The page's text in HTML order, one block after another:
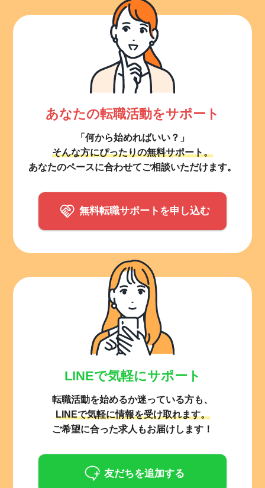
あなたの転職活動をサポート
「何から始めればいい？」
そんな方にぴったりの無料サポート。
あなたのペースに合わせてご相談いただけます。
無料転職サポートを申し込む
LINEで気軽にサポート
転職活動を始めるか迷っている方も、
LINEで気軽に情報を受け取れます。
ご希望に合った求人もお届けします！
友だちを追加する